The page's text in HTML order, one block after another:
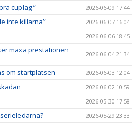
cuplag ” 2026-06-09 17:44
inte killarna” 2026-06-07 16:04
2026-06-06 18:45
maxa prestationen
2026-06-04 21:34
om startplatsen 2026-06-03 12:04
2026-06-02 10:59
2026-05-30 17:58
2026-05-29 23:33